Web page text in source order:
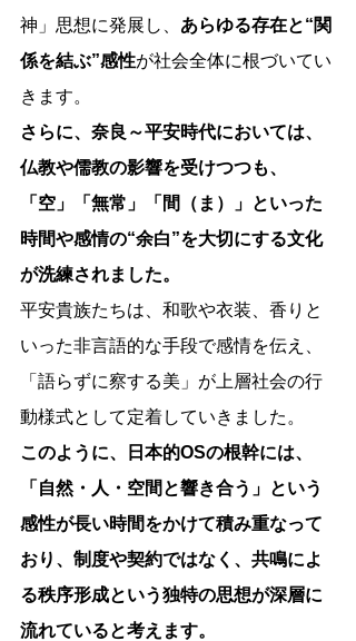
神」思想に発展し、 あらゆる存在と“関
係を結ぶ”感性が社会全体に根づいてい
きます。
さらに、奈良～平安時代においては、
仏教や儒教の影響を受けつつも、
「空」「無常」「間（ま）」といった
時間や感情の“余白”を大切にする文化
が洗練されました。
平安貴族たちは、和歌や衣装、香りと
いった非言語的な手段で感情を伝え、
「語らずに察する美」が上層社会の行
動様式として定着していきました。
このように、日本的OSの根幹には、
「自然・人・空間と響き合う」という
感性が長い時間をかけて積み重なって
おり、制度や契約ではなく、共鳴によ
る秩序形成という独特の思想が深層に
流れていると考えます。